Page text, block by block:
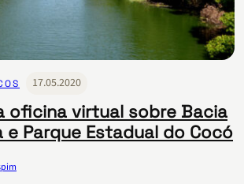
17.05.2020
oficina virtual sobre Bacia
e Parque Estadual do Cocó